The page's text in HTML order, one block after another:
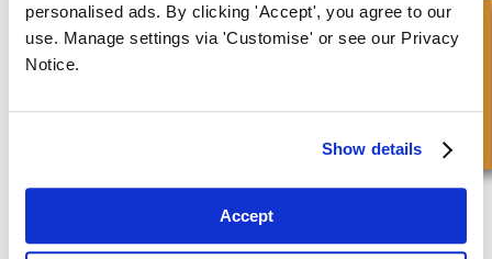
personalised ads. By clicking 'Accept', you agree to our
use. Manage settings via 'Customise' or see our Privacy
Notice.
Show details
Accept
Snel onderzoek